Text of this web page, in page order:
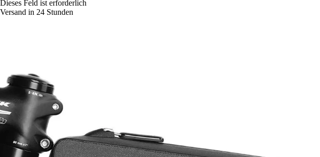
Dieses Feld ist erforderlich
Versand in 24 Stunden